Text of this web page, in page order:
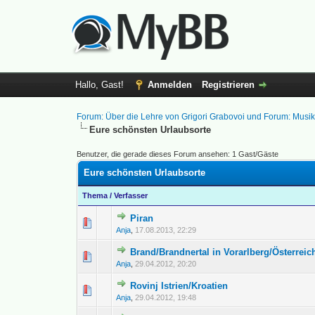
Hallo, Gast! Anmelden Registrieren
Forum: Über die Lehre von Grigori Grabovoi und Forum:
Eure schönsten Urlaubsorte
Benutzer, die gerade dieses Forum ansehen: 1 Gast/Gäste
Eure schönsten Urlaubsorte
Thema /Verfasser
Piran
Anja 17.08.2013, 22:29
Brand/Brandnertal in Vorarlberg/
Anja 29.04.2012, 20:20
0 Bewertung(en) - 0 1
Rovinj Istrien/Kroatien
Anja ,29.04.2012, 19:48
0 Bewertung(en) - 0